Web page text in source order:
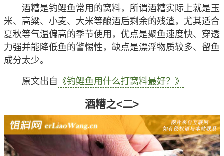
酒糟是钓鲤鱼常用的窝料，所谓酒糟实际上就是玉
米、高粱、小麦、大米等酿酒后剩余的残渣，尤其适合
夏秋等气温偏高的季节使用，优点是聚鱼速度快、穿透
力强并能降低鱼的警惕性，缺点是漂浮物质较多、留鱼
成分太少。
原文出自 《钓鲤鱼用什么打窝料最好？》
酒糟之<二>